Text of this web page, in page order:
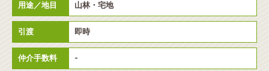
用途／地目 山林・宅地
引渡 即時
仲介手数料 -